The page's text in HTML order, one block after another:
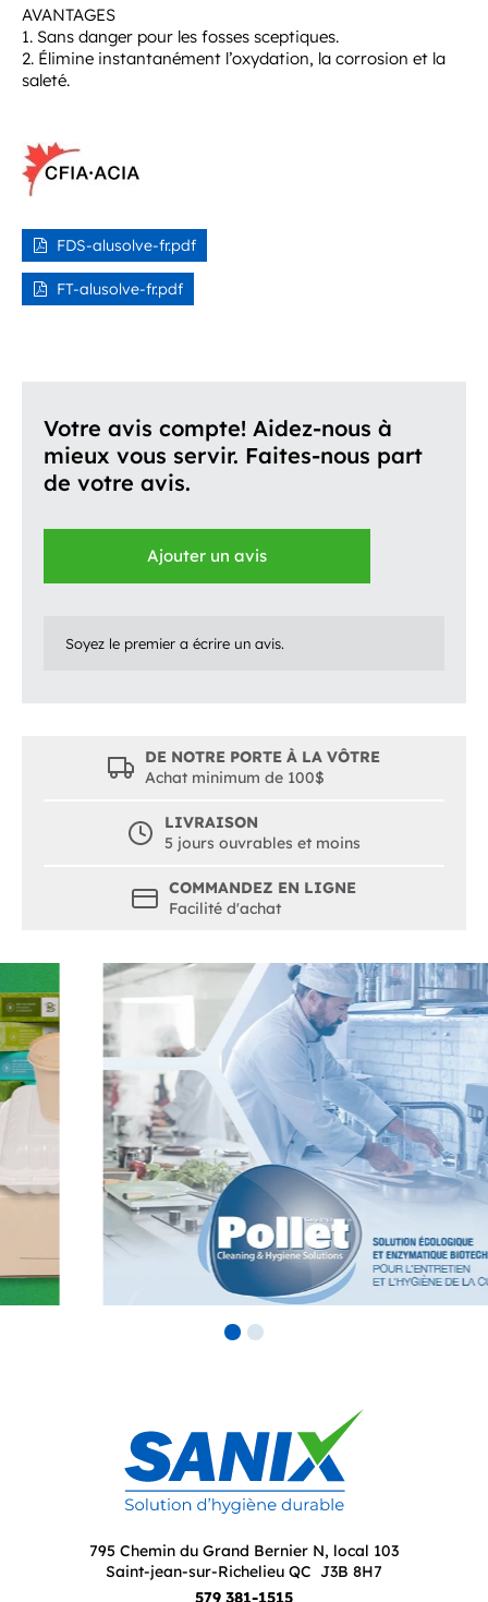
AVANTAGES
1. Sans danger pour les fosses sceptiques.
2. Élimine instantanément l’oxydation, la corrosion et la
saleté.
FDS-alusolve-fr.pdf
FT-alusolve-fr.pdf
Votre avis compte! Aidez-nous à
mieux vous servir. Faites-nous part
de votre avis.
Ajouter un avis
Soyez le premier a écrire un avis.
DE NOTRE PORTE À LA VÔTRE
Achat minimum de 100$
LIVRAISON
5 jours ouvrables et moins
COMMANDEZ EN LIGNE
Facilité d'achat
795 Chemin du Grand Bernier N, local 103
Saint-jean-sur-Richelieu QC J3B 8H7
579 381-1515